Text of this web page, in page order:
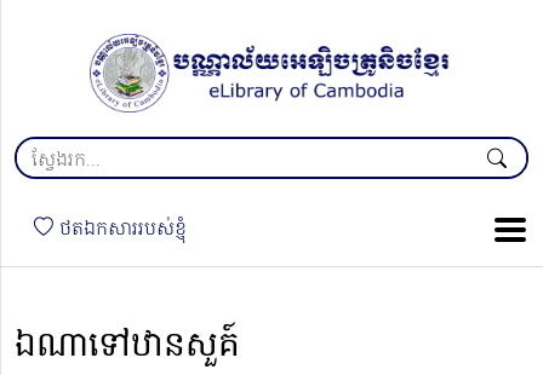
ថតឯកសាររបស់ខ្ញុំ
ឯណាទៅឋានសួគ៍